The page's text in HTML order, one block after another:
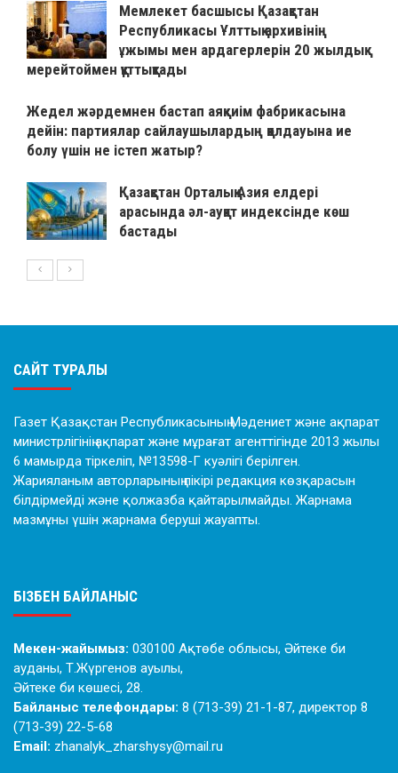
Мемлекет басшысы Қазақстан
Республикасы Ұлттық архивінің
ұжымы мен ардагерлерін 20 жылдық
мерейтоймен құттықтады
Жедел жәрдемнен бастап аяқкиім фабрикасына
дейін: партиялар сайлаушылардың қолдауына ие
болу үшін не істеп жатыр?
Қазақстан Орталық Азия елдері
арасында әл-ауқат индексінде көш
бастады
САЙТ ТУРАЛЫ
Газет Қазақстан Республикасының Мәдениет және ақпарат
министрлігінің ақпарат және мұрағат агенттігінде 2013 жылы
6 мамырда тіркеліп, №13598-Г куәлігі берілген.
Жарияланым авторларының пікірі редакция көзқарасын
білдірмейді және қолжазба қайтарылмайды. Жарнама
мазмұны үшін жарнама беруші жауапты.
БІЗБЕН БАЙЛАНЫС
Мекен-жайымыз: 030100 Ақтөбе облысы, Әйтеке би
ауданы, Т.Жүргенов ауылы,
Әйтеке би көшесі, 28.
Байланыс телефондары: 8 (713-39) 21-1-87, директор 8
(713-39) 22-5-68
Email: zhanalyk_zharshysy@mail.ru